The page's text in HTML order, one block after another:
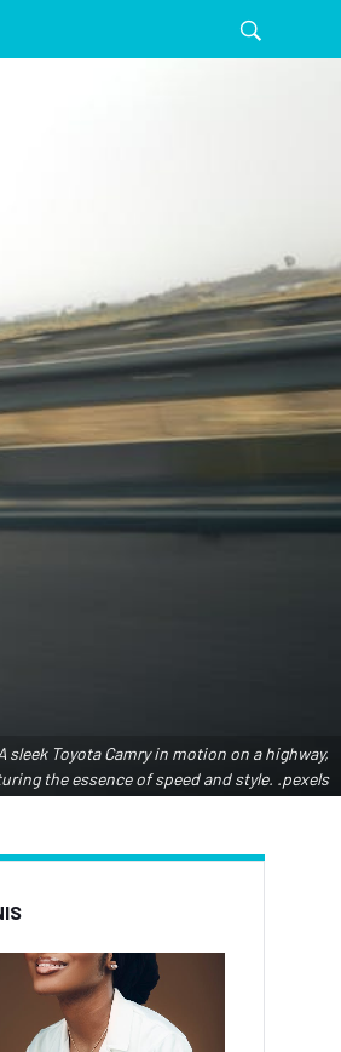
sleek Toyota Camry in motion on a highway,
the essence of speed and style. .pexels